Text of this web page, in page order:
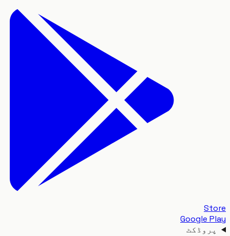
Google